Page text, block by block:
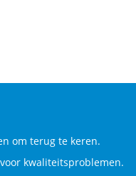
om terug te keren.
kwaliteitsproblemen.